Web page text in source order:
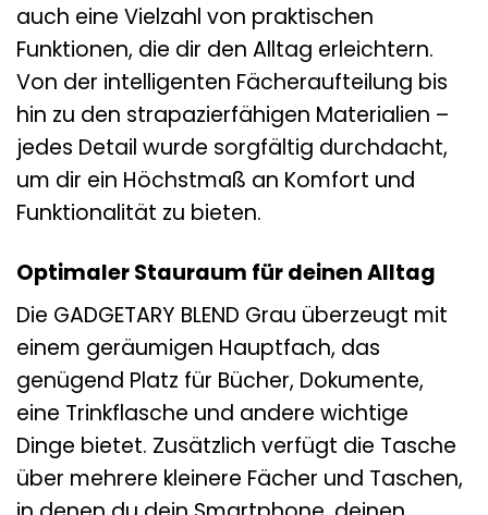
auch eine Vielzahl von praktischen
Funktionen, die dir den Alltag erleichtern.
Von der intelligenten Fächeraufteilung bis
hin zu den strapazierfähigen Materialien –
jedes Detail wurde sorgfältig durchdacht,
um dir ein Höchstmaß an Komfort und
Funktionalität zu bieten.
Optimaler Stauraum für deinen Alltag
Die GADGETARY BLEND Grau überzeugt mit
einem geräumigen Hauptfach, das
genügend Platz für Bücher, Dokumente,
eine Trinkflasche und andere wichtige
Dinge bietet. Zusätzlich verfügt die Tasche
über mehrere kleinere Fächer und Taschen,